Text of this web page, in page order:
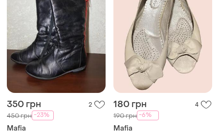
350 грн 2
450 грн -23%
Mafia
180 грн 4
190 грн -6%
Mafia